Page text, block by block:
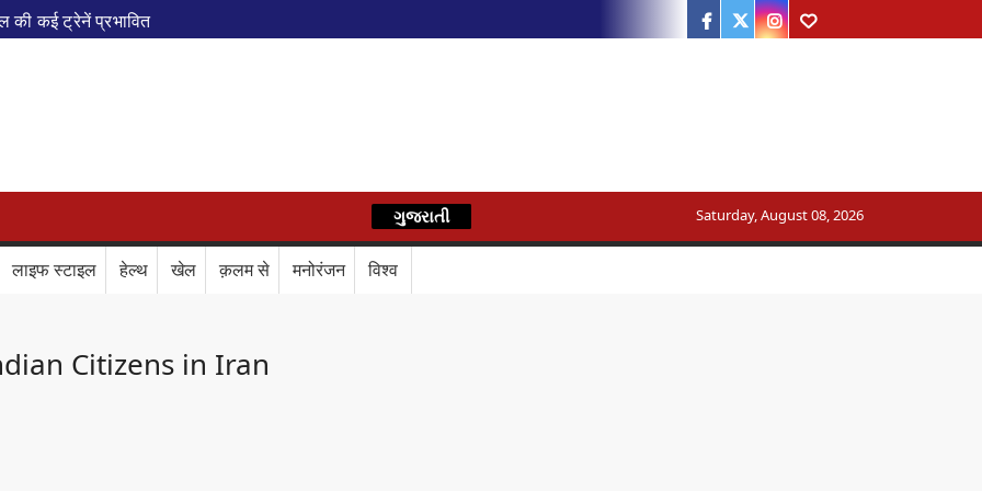
की कई ट्रेनें प्रभावित
ट्रेन
विस्तारित
में बड़ा बदलाव
ऑफ इंडिया’ सम्मान
दिया बड़ा संदेश
Train Route Diversion: अहमदाबाद–दरभंगा स्पेशल ट्रेन का मार्ग बदला
डिजिटल कवच
BPCL Ethanol Case: इथेनॉल आवंटन विवाद पर सरकार का जवाब
Facebook
Twitter
Instagram
Youtube
हिन्दी
ગુજરાતી Saturday, August 08, 2026
लाइफ स्टाइल हेल्थ खेल क़लम से मनोरंजन विश्व
Citizens in Iran